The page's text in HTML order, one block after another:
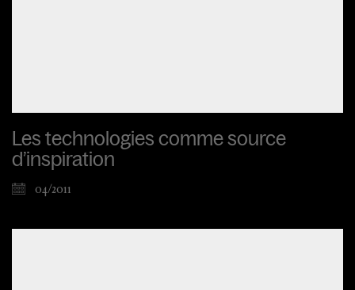
Les technologies comme source
d’inspiration
04/2011